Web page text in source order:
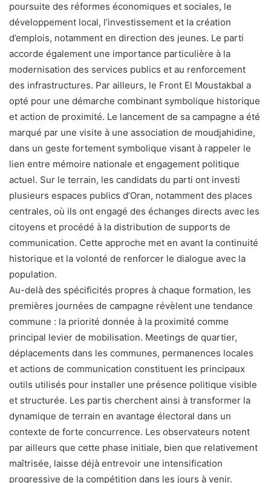
poursuite des réformes économiques et sociales, le
développement local, l’investissement et la création
d’emplois, notamment en direction des jeunes. Le parti
accorde également une importance particulière à la
modernisation des services publics et au renforcement
des infrastructures. Par ailleurs, le Front El Moustakbal a
opté pour une démarche combinant symbolique historique
et action de proximité. Le lancement de sa campagne a été
marqué par une visite à une association de moudjahidine,
dans un geste fortement symbolique visant à rappeler le
lien entre mémoire nationale et engagement politique
actuel. Sur le terrain, les candidats du parti ont investi
plusieurs espaces publics d’Oran, notamment des places
centrales, où ils ont engagé des échanges directs avec les
citoyens et procédé à la distribution de supports de
communication. Cette approche met en avant la continuité
historique et la volonté de renforcer le dialogue avec la
population.
Au-delà des spécificités propres à chaque formation, les
premières journées de campagne révèlent une tendance
commune : la priorité donnée à la proximité comme
principal levier de mobilisation. Meetings de quartier,
déplacements dans les communes, permanences locales
et actions de communication constituent les principaux
outils utilisés pour installer une présence politique visible
et structurée. Les partis cherchent ainsi à transformer la
dynamique de terrain en avantage électoral dans un
contexte de forte concurrence. Les observateurs notent
par ailleurs que cette phase initiale, bien que relativement
maîtrisée, laisse déjà entrevoir une intensification
progressive de la compétition dans les jours à venir.